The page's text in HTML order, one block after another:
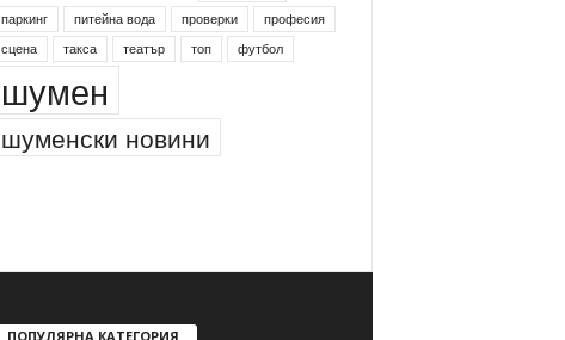
паркинг питейна вода проверки
професия
сцена
такса театър топ футбол
шумен
шуменски новини
ПОПУЛЯРНА КАТЕГОРИЯ